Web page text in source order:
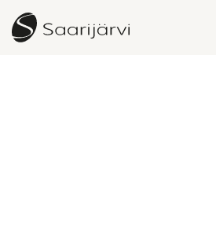
Skip to content